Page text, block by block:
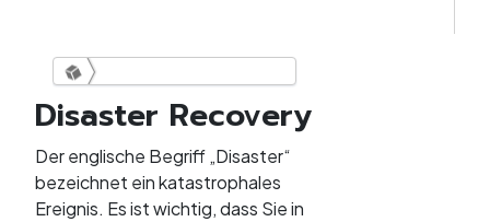
Retrospect 20 für Mac -
Disaster Recovery
PDF
Disaster Recovery
Der englische Begriff „Disaster“
bezeichnet ein katastrophales
Ereignis. Es ist wichtig, dass Sie in